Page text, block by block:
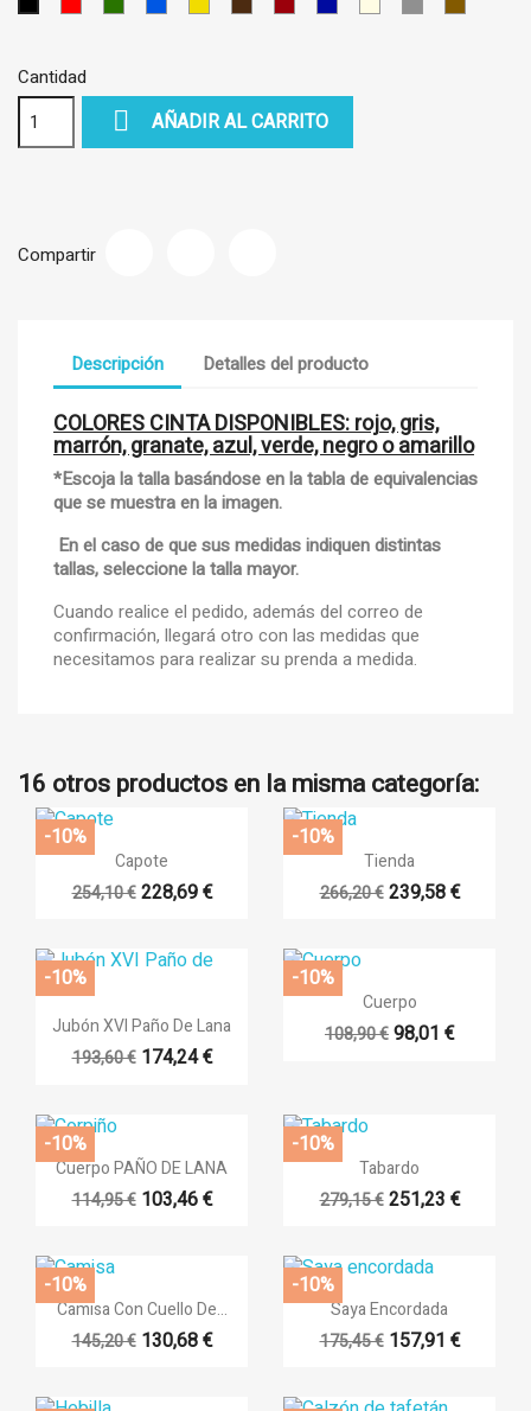
Cantidad
 AÑADIR AL CARRITO
Compartir
Descripción Detalles del producto
COLORES CINTA DISPONIBLES: rojo, gris,
marrón, granate, azul, verde, negro o amarillo
*Escoja la talla basándose en la tabla de equivalencias
que se muestra en la imagen.
En el caso de que sus medidas indiquen distintas
tallas, seleccione la talla mayor.
Cuando realice el pedido, además del correo de
confirmación, llegará otro con las medidas que
necesitamos para realizar su prenda a medida.
16 otros productos en la misma categoría:
 Vista rápida
Capote
254,10 € 228,69 €
-10%
 Vista rápida
Tienda
266,20 € 239,58 €
-10%
 Vista rápida
Jubón XVI Paño De Lana
193,60 € 174,24 €
-10%
 Vista rápida
Cuerpo
108,90 €98,01 €
-10%
 Vista rápida
Cuerpo PAÑO DE LANA
114,95 € 103,46 €
-10%
 Vista rápida
Tabardo
279,15 € 251,23 €
-10%
 Vista rápida
Camisa Con Cuello De...
145,20 € 130,68 €
-10%
 Vista rápida
Saya Encordada
175,45 € 157,91 €
-10%